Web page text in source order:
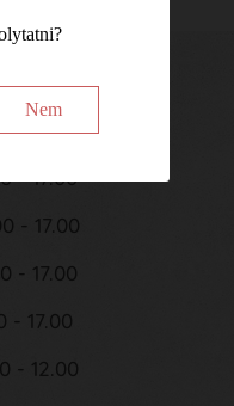
Nem
idő:
17.00
17.00
- 17.00
- 17.00
17.00
- 12.00